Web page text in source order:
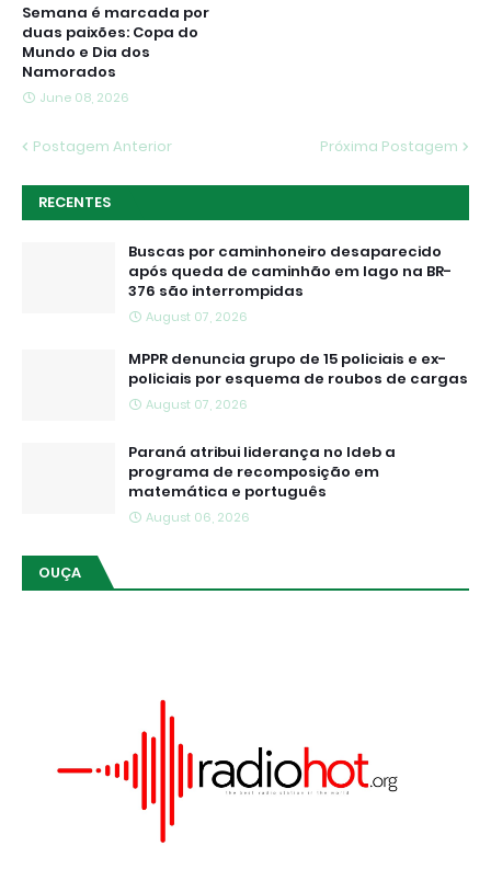
Semana é marcada por
duas paixões: Copa do
Mundo e Dia dos
Namorados
June 08, 2026
Postagem Anterior Próxima Postagem
RECENTES
Buscas por caminhoneiro desaparecido
após queda de caminhão em lago na BR-
376 são interrompidas
August 07, 2026
MPPR denuncia grupo de 15 policiais e ex-
policiais por esquema de roubos de cargas
August 07, 2026
Paraná atribui liderança no Ideb a
programa de recomposição em
matemática e português
August 06, 2026
OUÇA